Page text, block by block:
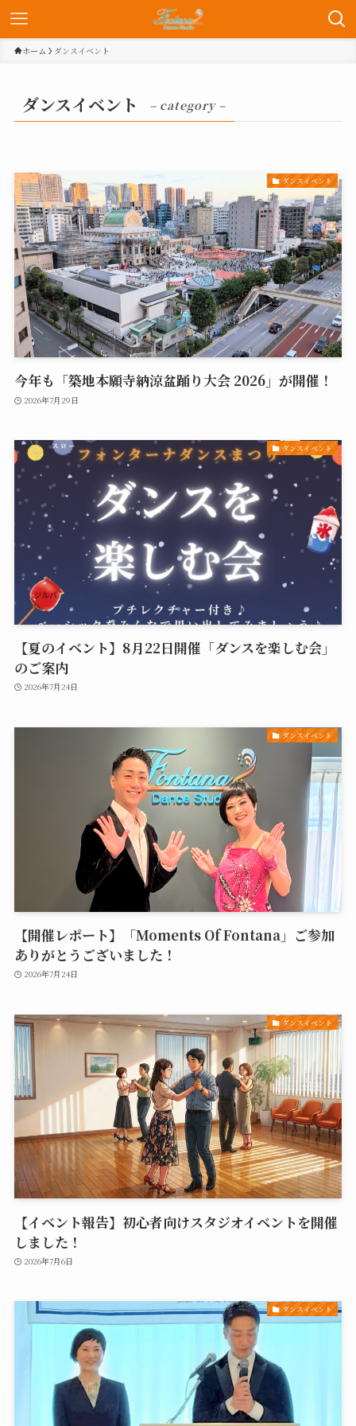
ホーム ダンスイベント
ダンスイベント – category –
ダンスイベント
今年も「築地本願寺納涼盆踊り大会 2026」が開催！
2026年7月29日
ダンスイベント
【夏のイベント】8月22日開催「ダンスを楽しむ会」
のご案内
2026年7月24日
ダンスイベント
【開催レポート】「Moments Of Fontana」ご参加
ありがとうございました！
2026年7月24日
ダンスイベント
【イベント報告】初心者向けスタジオイベントを開催
しました！
2026年7月6日
ダンスイベント